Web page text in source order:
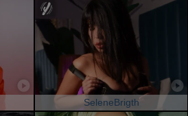
SeleneBrigth